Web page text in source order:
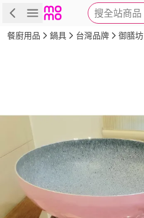
搜全站商品
商品 評價 詳情
餐廚用品 鍋具 台灣品牌 御膳坊